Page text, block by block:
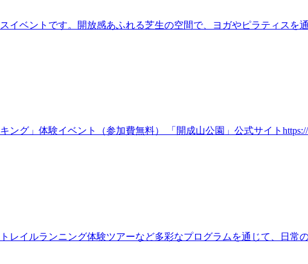
イベントです。開放感あふれる芝生の空間で、ヨガやピラティスを
グ」体験イベント（参加費無料） 「開成山公園」公式サイトhttps://
レイルランニング体験ツアーなど多彩なプログラムを通じて、日常